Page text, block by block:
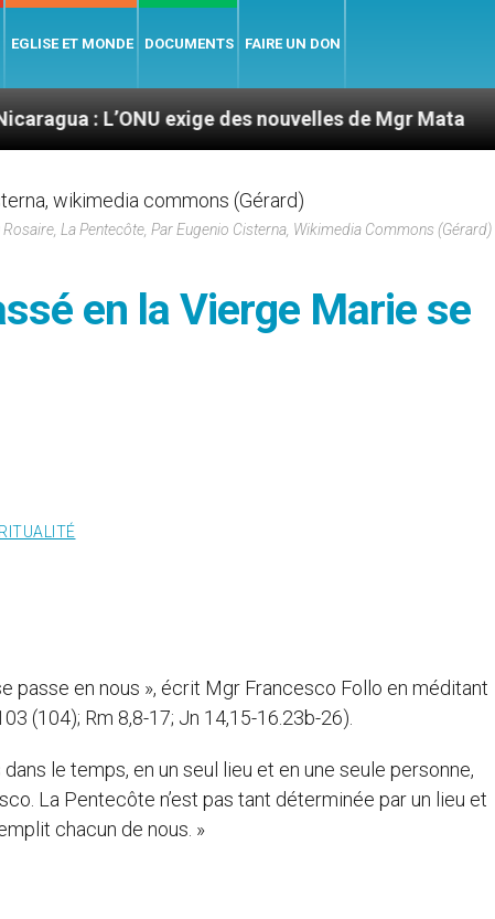
EGLISE ET MONDE DOCUMENTS FAIRE UN DON
exige des nouvelles de Mgr Mata Sept
La Pentecôte, Par Eugenio Cisterna, Wikimedia Commons (Gérard)
en la Vierge Marie se
passe en nous », écrit Mgr Francesco Follo en méditant
(104); Rm 8,8-17; Jn 14,15-16.23b-26).
le temps, en un seul lieu et en une seule personne,
La Pentecôte n’est pas tant déterminée par un lieu et
chacun de nous. »